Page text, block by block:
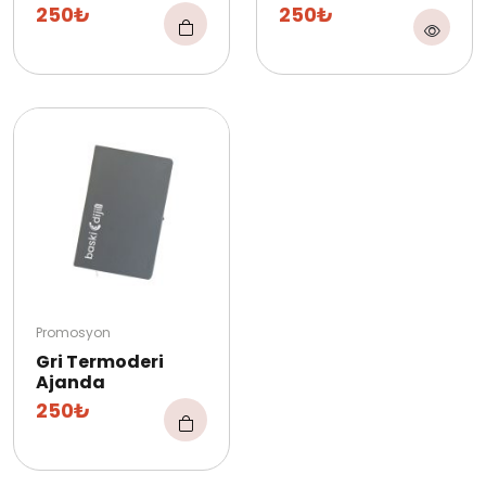
250₺ 250₺
Promosyon
Gri Termoderi
Ajanda
250₺